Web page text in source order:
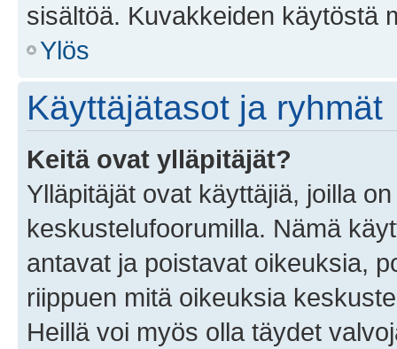
sisältöä. Kuvakkeiden käytöstä
Ylös
Käyttäjätasot ja ryhmät
Keitä ovat ylläpitäjät?
Ylläpitäjät ovat käyttäjiä, joilla
keskustelufoorumilla. Nämä
antavat ja poistavat oikeuksia,
riippuen mitä oikeuksia
Heillä voi myös olla täydet